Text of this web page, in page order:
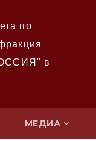
по
в
МЕДИА